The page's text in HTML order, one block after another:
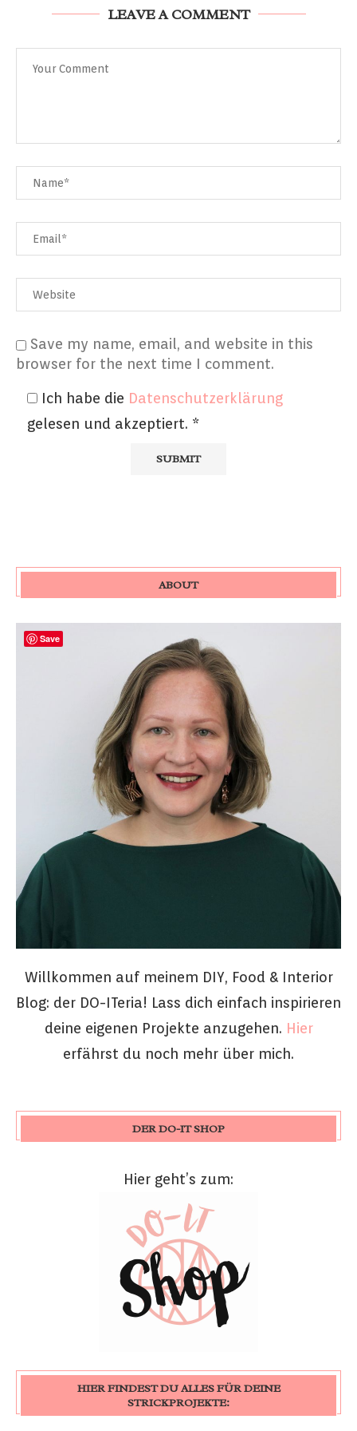
LEAVE A COMMENT
Save my name, email, and website in this
browser for the next time I comment.
Ich habe die Datenschutzerklärung
gelesen und akzeptiert. *
ABOUT
Willkommen auf meinem DIY, Food & Interior
Blog: der DO-ITeria! Lass dich einfach inspirieren
deine eigenen Projekte anzugehen. Hier
erfährst du noch mehr über mich.
DER DO-IT SHOP
Hier geht’s zum:
HIER FINDEST DU ALLES FÜR DEINE
STRICKPROJEKTE:
Save